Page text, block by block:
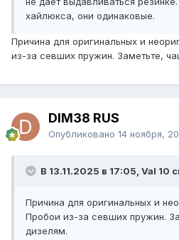
хайлюкса, они одинаковые.
Причина для оригинальных и
из-за севших пружин. Заметьте,
DIM38 RUS
Опубликовано 14 ноября,
В 13.11.2025 в 17:05, Val 10
Причина для оригинальных и
Пробои из-за севших пружин.
дизелям.